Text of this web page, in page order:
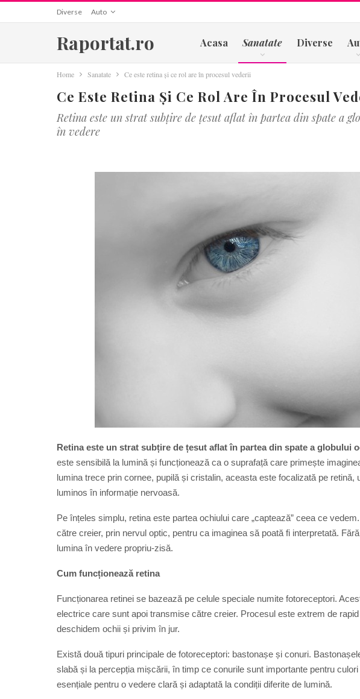
Diverse Auto
Raportat.ro Acasa Sanatate Diverse
Home Sanatate Ce este retina și ce rol are în procesul vederii
Ce Este Retina Și Ce Rol Are În Procesul
Retina este un strat subțire de țesut aflat în partea din spate a
în vedere
Retina este un strat subțire de țesut aflat în partea din spate a globului
este sensibilă la lumină și funcționează ca o suprafață care primește
lumina trece prin cornee, pupilă și cristalin, aceasta este focalizată pe
luminos în informație nervoasă.
Pe înțeles simplu, retina este partea ochiului care „captează” ceea ce
către creier, prin nervul optic, pentru ca imaginea să poată fi interpretată.
lumina în vedere propriu-zisă.
Cum funcționează retina
Funcționarea retinei se bazează pe celule speciale numite fotoreceptori.
electrice care sunt apoi transmise către creier. Procesul este extrem de
deschidem ochii și privim în jur.
Există două tipuri principale de fotoreceptori: bastonașe și conuri.
slabă și la percepția mișcării, în timp ce conurile sunt importante pentru
esențiale pentru o vedere clară și adaptată la condiții diferite de lumină.